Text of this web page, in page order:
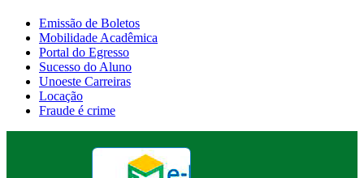
Emissão de Boletos
Mobilidade Acadêmica
Portal do Egresso
Sucesso do Aluno
Unoeste Carreiras
Locação
Fraude é crime